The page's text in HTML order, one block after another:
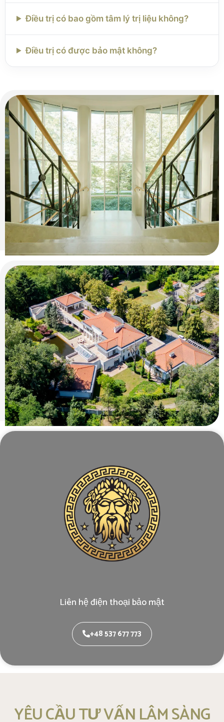
Điều trị có bao gồm tâm lý trị liệu không?
Điều trị có được bảo mật không?
Liên hệ điện thoại bảo mật
+48 537 677 773
YÊU CẦU TƯ VẤN LÂM SÀNG